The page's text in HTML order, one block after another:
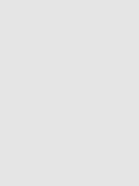
series/hipoteses-